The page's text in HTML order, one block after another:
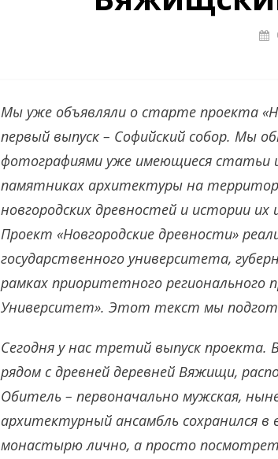
Мы уже объявляли о старте проекта
первый выпуск – Софийский собор. Мы
фотографиями уже имеющиеся статьи
памятниках архитектуры на
новгородских древностей и истории
Проект «Новгородские древности»
государственного университета,
рамках приоритетного регионального
Университет». Этот текст мы
Сегодня у нас третий выпуск проекта.
рядом с древней деревней Вяжищи,
Обитель – первоначально мужская,
архитектурный ансамбль сохранился в
монастырю лично, а просто